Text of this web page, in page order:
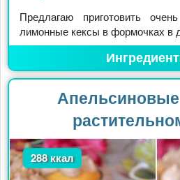
Предлагаю приготовить
лимонные кексы в формочках в
288 ккал